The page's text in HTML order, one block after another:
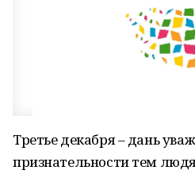
Третье декабря – дань
признательности тем